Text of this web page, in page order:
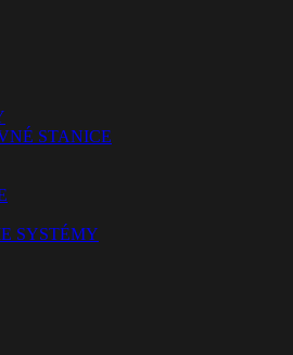
STANICE
SYSTÉMY